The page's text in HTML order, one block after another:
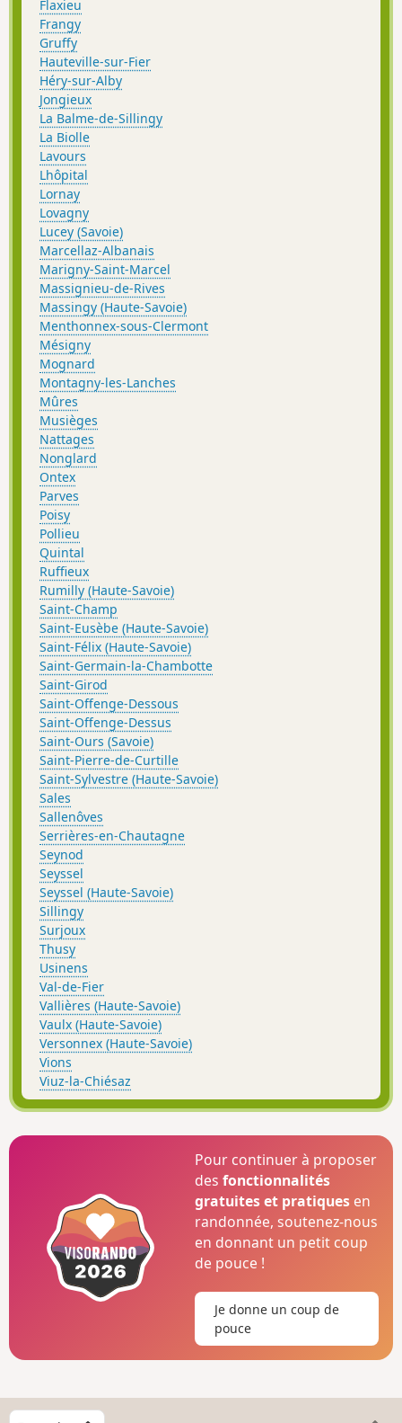
Flaxieu
Frangy
Gruffy
Hauteville-sur-Fier
Héry-sur-Alby
Jongieux
La Balme-de-Sillingy
La Biolle
Lavours
Lhôpital
Lornay
Lovagny
Lucey (Savoie)
Marcellaz-Albanais
Marigny-Saint-Marcel
Massignieu-de-Rives
Massingy (Haute-Savoie)
Menthonnex-sous-Clermont
Mésigny
Mognard
Montagny-les-Lanches
Mûres
Musièges
Nattages
Nonglard
Ontex
Parves
Poisy
Pollieu
Quintal
Ruffieux
Rumilly (Haute-Savoie)
Saint-Champ
Saint-Eusèbe (Haute-Savoie)
Saint-Félix (Haute-Savoie)
Saint-Germain-la-Chambotte
Saint-Girod
Saint-Offenge-Dessous
Saint-Offenge-Dessus
Saint-Ours (Savoie)
Saint-Pierre-de-Curtille
Saint-Sylvestre (Haute-Savoie)
Sales
Sallenôves
Serrières-en-Chautagne
Seynod
Seyssel
Seyssel (Haute-Savoie)
Sillingy
Surjoux
Thusy
Usinens
Val-de-Fier
Vallières (Haute-Savoie)
Vaulx (Haute-Savoie)
Versonnex (Haute-Savoie)
Vions
Viuz-la-Chiésaz
Pour continuer à proposer
desfonctionnalités
gratuites et pratiques en
randonnée, soutenez-nous
en donnant un petit coup
de pouce !
Je donne un coup de
pouce
C